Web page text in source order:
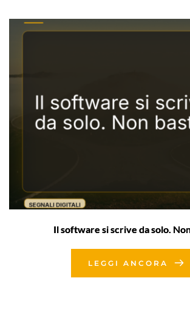
Il software si scrive da solo.
LEGGI ANCORA